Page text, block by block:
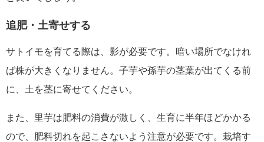
追肥・土寄せする
サトイモを育てる際は、影が必要です。暗い場所でなけれ
ば株が大きくなりません。子芋や孫芋の茎葉が出てくる前
に、土を茎に寄せてください。
また、里芋は肥料の消費が激しく、生育に半年ほどかかる
ので、肥料切れを起こさないよう注意が必要です。栽培す